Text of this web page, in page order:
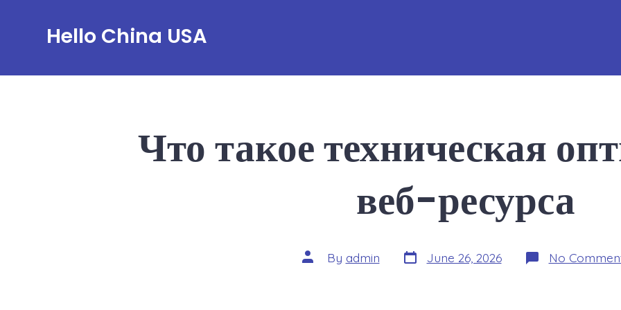
Hello China USA
Что такое техническая
веб-ресурса
Post
author
By admin Post
date
June 26, 2026 No